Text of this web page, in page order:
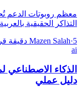
التذاكر الحقيقية
Mazen Salah·5 دقيقة قراءة
ai
الذكاء
دليل عملي